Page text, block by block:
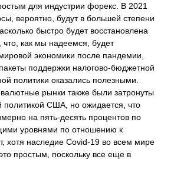
для индустрии форекс. В 2021
вероятно, будут в большей степени
быстро будет восстановлена
что, как мы надеемся, будет
экономики после пандемии,
поддержки налогово-бюджетной
политики оказались полезными.
рынки также были затронуты
политикой США, но ожидается, что
на пять-десять процентов по
уровнями по отношению к
хотя наследие Covid-19 во всем мире
простым, поскольку все еще в